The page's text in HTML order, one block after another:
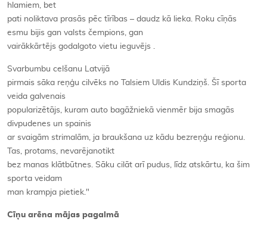
hlamiem, bet
pati noliktava prasās pēc tīrības – daudz kā lieka. Roku cīņās
esmu bijis gan valsts čempions, gan
vairākkārtējs godalgoto vietu ieguvējs .
Svarbumbu celšanu Latvijā
pirmais sāka reņģu cilvēks no Talsiem Uldis Kundziņš. Šī sporta
veida galvenais
popularizētājs, kuram auto bagāžniekā vienmēr bija smagās
divpudenes un spainis
ar svaigām strimalām, ja braukšana uz kādu bezreņģu reģionu.
Tas, protams, nevarējanotikt
bez manas klātbūtnes. Sāku cilāt arī pudus, līdz atskārtu, ka šim
sporta veidam
man krampja pietiek."
Cīņu arēna mājas pagalmā